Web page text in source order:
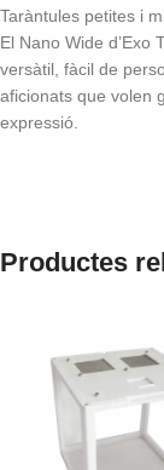
Taràntules petites i
El Nano Wide d’Exo
versàtil, fàcil de
aficionats que volen
expressió.
Productes